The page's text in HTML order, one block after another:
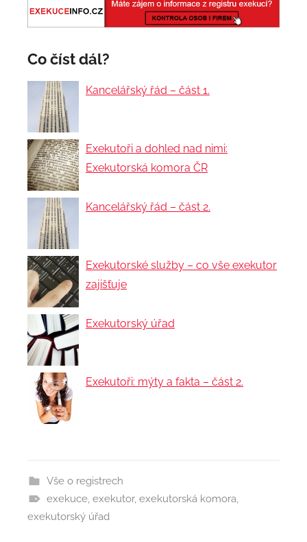
Co číst dál?
Kancelářský řád – část 1.
Exekutoři a dohled nad nimi:
Exekutorská komora ČR
Kancelářský řád – část 2.
Exekutorské služby – co vše exekutor
zajišťuje
Exekutorský úřad
Exekutoři: mýty a fakta – část 2.
Vše o registrech
exekuce, exekutor, exekutorská komora,
exekutorský úřad